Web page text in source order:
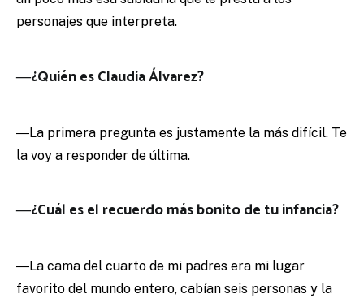
personajes que interpreta.
―¿Quién es Claudia Álvarez?
―La primera pregunta es justamente la más difícil. Te
la voy a responder de última.
―¿Cuál es el recuerdo más bonito de tu infancia?
―La cama del cuarto de mi padres era mi lugar
favorito del mundo entero, cabían seis personas y la